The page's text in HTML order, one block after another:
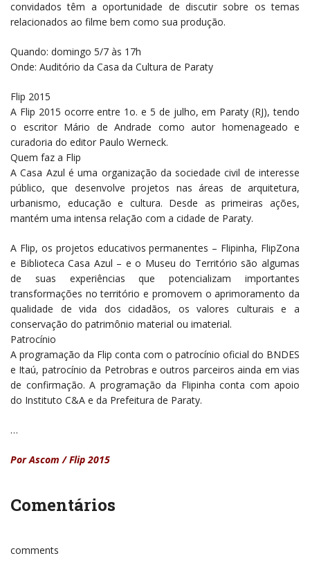
convidados têm a oportunidade de discutir sobre os temas
relacionados ao filme bem como sua produção.
Quando: domingo 5/7 às 17h
Onde: Auditório da Casa da Cultura de Paraty
Flip 2015
A Flip 2015 ocorre entre 1o. e 5 de julho, em Paraty (RJ), tendo
o escritor Mário de Andrade como autor homenageado e
curadoria do editor Paulo Werneck.
Quem faz a Flip
A Casa Azul é uma organização da sociedade civil de interesse
público, que desenvolve projetos nas áreas de arquitetura,
urbanismo, educação e cultura. Desde as primeiras ações,
mantém uma intensa relação com a cidade de Paraty.
A Flip, os projetos educativos permanentes – Flipinha, FlipZona
e Biblioteca Casa Azul – e o Museu do Território são algumas
de suas experiências que potencializam importantes
transformações no território e promovem o aprimoramento da
qualidade de vida dos cidadãos, os valores culturais e a
conservação do patrimônio material ou imaterial.
Patrocínio
A programação da Flip conta com o patrocínio oficial do BNDES
e Itaú, patrocínio da Petrobras e outros parceiros ainda em vias
de confirmação. A programação da Flipinha conta com apoio
do Instituto C&A e da Prefeitura de Paraty.
…
Por Ascom / Flip 2015
Comentários
comments